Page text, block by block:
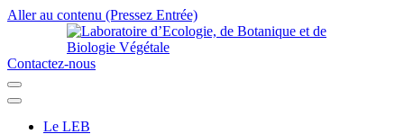
Aller au contenu (Pressez Entrée)
Contactez-nous
Le LEB